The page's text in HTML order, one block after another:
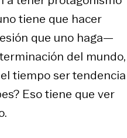
tiene que hacer
que uno haga—
del mundo,
tiempo ser tendencia
Eso tiene que ver